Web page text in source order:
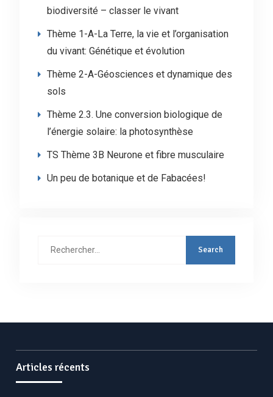
biodiversité – classer le vivant
Thème 1-A-La Terre, la vie et l’organisation
du vivant: Génétique et évolution
Thème 2-A-Géosciences et dynamique des
sols
Thème 2.3. Une conversion biologique de
l’énergie solaire: la photosynthèse
TS Thème 3B Neurone et fibre musculaire
Un peu de botanique et de Fabacées!
Articles récents